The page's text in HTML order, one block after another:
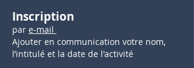
Inscription
par e-mail
Ajouter en communication votre nom,
l’intitulé et la date de l'activité